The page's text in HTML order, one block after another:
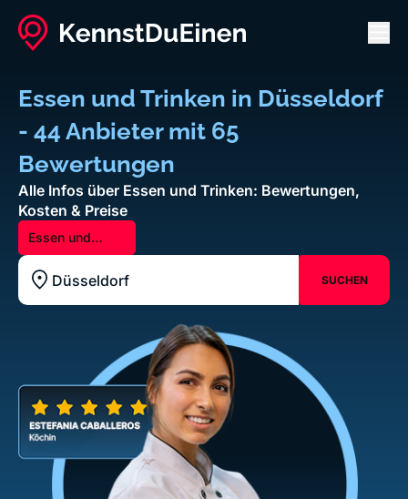
Essen und Trinken in Düsseldorf
- 44 Anbieter mit 65
Bewertungen
Alle Infos über Essen und Trinken: Bewertungen,
Kosten & Preise
Essen und
Trinken
Standort z.B. Frankfurt am Main
SUCHEN